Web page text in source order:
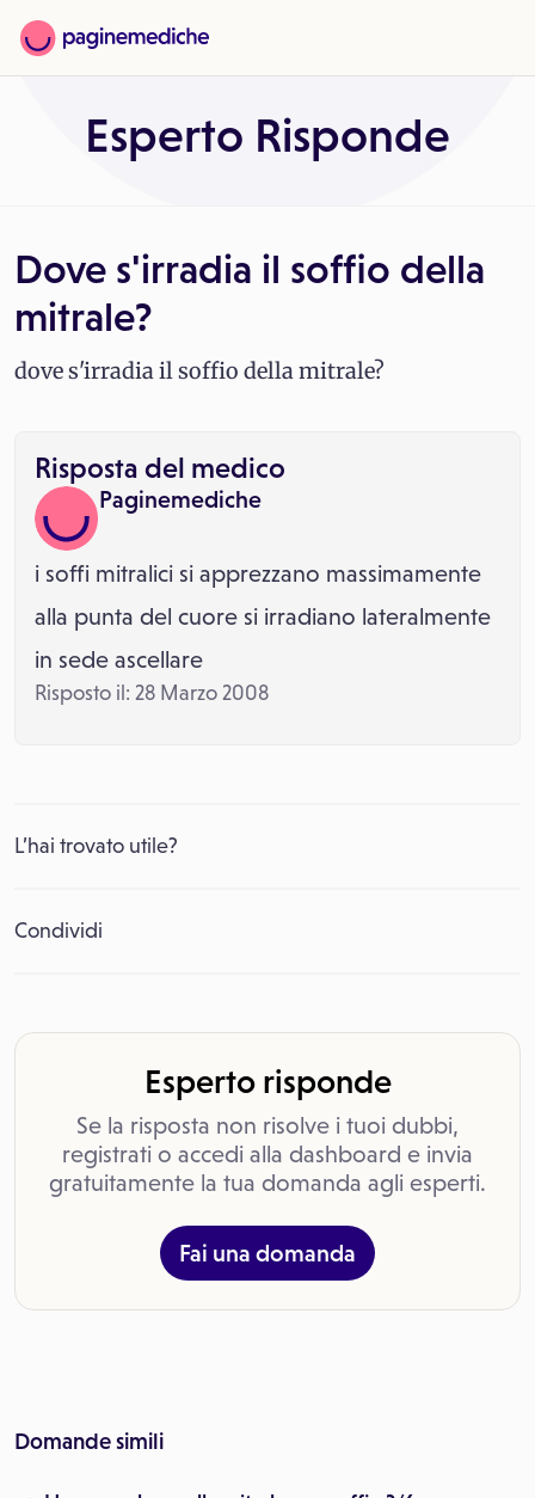
Esperto Risponde
Dove s'irradia il soffio della
mitrale?
dove s'irradia il soffio della mitrale?
Risposta del medico
Paginemediche
i soffi mitralici si apprezzano massimamente
alla punta del cuore si irradiano lateralmente
in sede ascellare
Risposto il: 28 Marzo 2008
L’hai trovato utile?
Condividi
Esperto risponde
Se la risposta non risolve i tuoi dubbi,
registrati o accedi alla dashboard e invia
gratuitamente la tua domanda agli esperti.
Fai una domanda
Domande simili